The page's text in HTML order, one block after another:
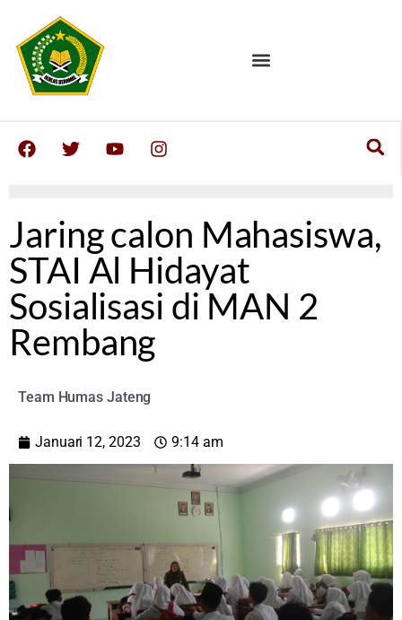
Jaring calon Mahasiswa,
STAI Al Hidayat
Sosialisasi di MAN 2
Rembang
Team Humas Jateng
Januari 12, 2023 9:14 am